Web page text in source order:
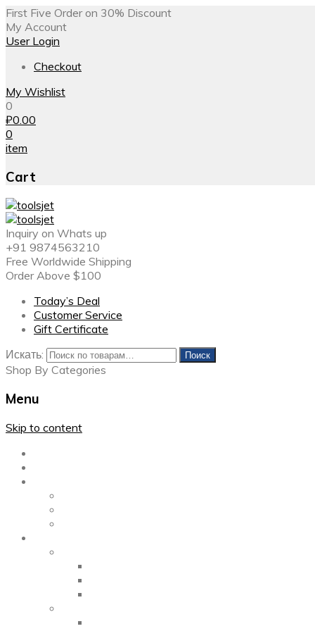
First Five Order on 30% Discount
My Account
User Login
Checkout
My Wishlist
0
₽0.00
0
item
Cart
Inquiry on Whats up
+91 9874563210
Free Worldwide Shipping
Order Above $100
Today’s Deal
Customer Service
Gift Certificate
Искать:
Поиск
Shop By Categories
Menu
Skip to content